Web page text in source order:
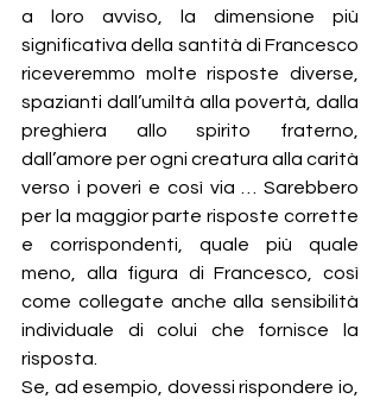
a loro avviso, la dimensione più
significativa della santità di Francesco
riceveremmo molte risposte diverse,
spazianti dall’umiltà alla povertà, dalla
preghiera allo spirito fraterno,
dall’amore per ogni creatura alla carità
verso i poveri e così via … Sarebbero
per la maggior parte risposte corrette
e corrispondenti, quale più quale
meno, alla figura di Francesco, così
come collegate anche alla sensibilità
individuale di colui che fornisce la
risposta.
Se, ad esempio, dovessi rispondere io,